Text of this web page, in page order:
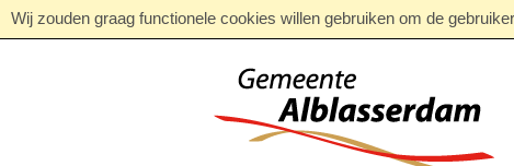
Wij zouden graag functionele cookies willen gebruiken om de